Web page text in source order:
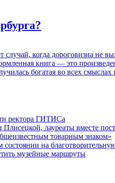
когда дороговизна не
книга — это
богатая во всех смыслах
ректора ГИТИСа
лауреаты вместе
товарным знаком»
на
музейные маршруты